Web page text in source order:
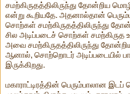
சமற்கிருதத்திலிருந்து தோன்றிய
என்று கூறியதே. அதனால்தான்
சொற்கள் சமற்கிருதத்திலிருந்து
சில அடிப்படைச் சொற்கள் சமற்கிருத
அவை சமற்கிருதத்திலிருந்து
ஆனால், சொற்றொடர் அடிப்படையில்
இருக்கிறது.
மகாராட்டிரத்தின் பெரும்பாலான